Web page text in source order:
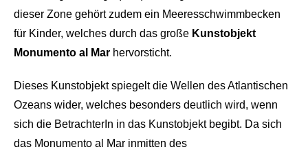
dieser Zone gehört zudem ein Meeresschwimmbecken
für Kinder, welches durch das große Kunstobjekt
Monumento al Mar hervorsticht.
Dieses Kunstobjekt spiegelt die Wellen des Atlantischen
Ozeans wider, welches besonders deutlich wird, wenn
sich die BetrachterIn in das Kunstobjekt begibt. Da sich
das Monumento al Mar inmitten des